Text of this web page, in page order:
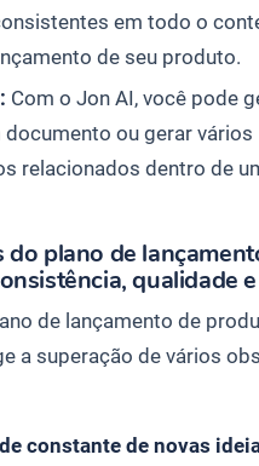
em todo o
de seu produto.
Com o Jon AI, você pode
documento ou gerar vários
relacionados dentro de
do plano de
qualidade
de lançamento de
a superação de vários
constante de novas